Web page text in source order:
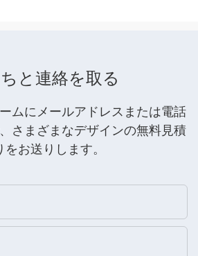
と連絡を取る
ムにメールアドレスまたは電話
さまざまなデザインの無料見積
をお送りします。